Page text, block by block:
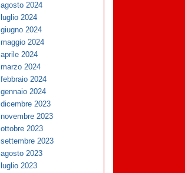
agosto 2024
luglio 2024
giugno 2024
maggio 2024
aprile 2024
marzo 2024
febbraio 2024
gennaio 2024
dicembre 2023
novembre 2023
ottobre 2023
settembre 2023
agosto 2023
luglio 2023